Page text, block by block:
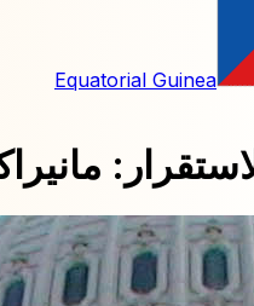
Equatorial Guinea